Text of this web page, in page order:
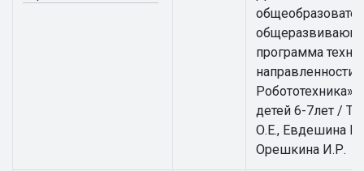
программа
направленности
Робототехника»
детей 6-7лет /
О.Е., Евдешина
Орешкина И.Р.